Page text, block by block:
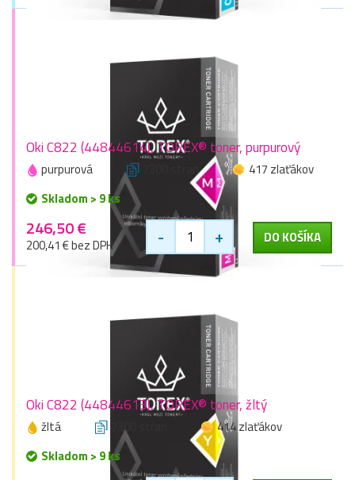
Oki C822 (44844614), TOREX® toner, purpurový
purpurová 7300 stran
417 zlaťákov
Skladom > 9 ks
246,50 €
200,41 € bez DPH - + DO KOŠÍKA
Oki C822 (44844613), TOREX® toner, žltý
žltá 7300 stran
414 zlaťákov
Skladom > 9 ks